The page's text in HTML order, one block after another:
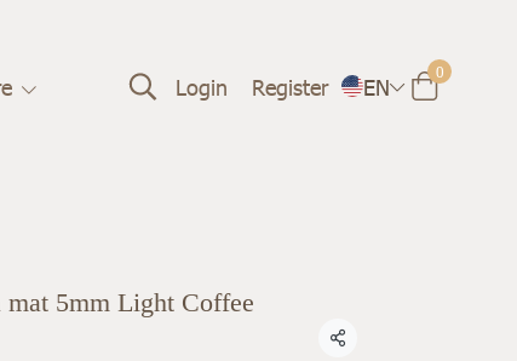
Login Register EN
0
5mm Light Coffee
Share